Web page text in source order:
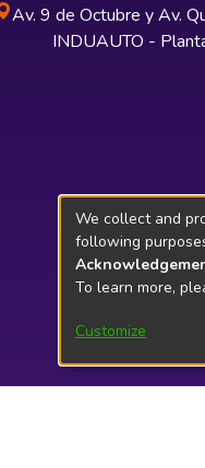
Av. 9 de Octubre y Av.
INDUAUTO -
We collect and
following
To learn more,
Customize